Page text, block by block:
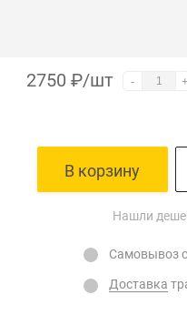
2750 ₽/шт - +
В корзину
Нашли
Самовывоз
Доставка